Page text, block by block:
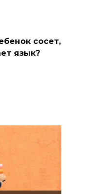
сосет,
язык?